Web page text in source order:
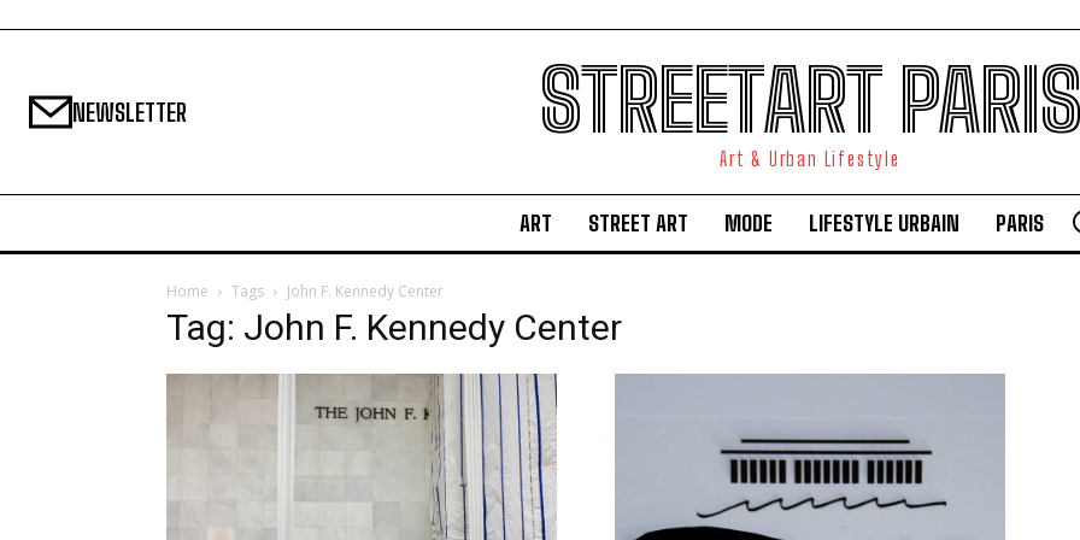
NEWSLETTER STREETART PARIS
Art & Urban Lifestyle
ART STREET ART MODE LIFESTYLE URBAIN PARIS
Home Tags John F. Kennedy Center
Tag: John F. Kennedy Center